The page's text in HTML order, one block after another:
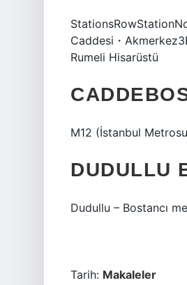
Caddesi・
Rumeli Hisarüstü
M12 (İstanbul
DUDULLU
Dudullu – Bostancı
Tarih: Makaleler